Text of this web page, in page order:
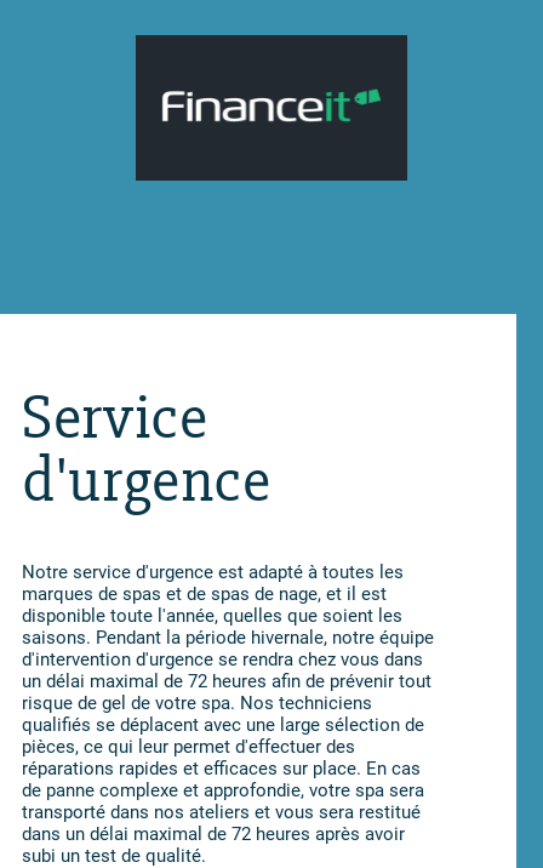
Service
d'urgence
Notre service d'urgence est adapté à toutes les
marques de spas et de spas de nage, et il est
disponible toute l'année, quelles que soient les
saisons. Pendant la période hivernale, notre équipe
d'intervention d'urgence se rendra chez vous dans
un délai maximal de 72 heures afin de prévenir tout
risque de gel de votre spa. Nos techniciens
qualifiés se déplacent avec une large sélection de
pièces, ce qui leur permet d'effectuer des
réparations rapides et efficaces sur place. En cas
de panne complexe et approfondie, votre spa sera
transporté dans nos ateliers et vous sera restitué
dans un délai maximal de 72 heures après avoir
subi un test de qualité.